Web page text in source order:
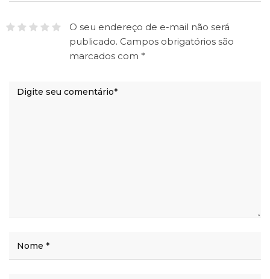
O seu endereço de e-mail não será
publicado. Campos obrigatórios são
marcados com *